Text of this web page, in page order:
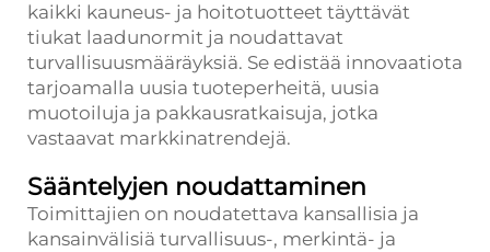
kaikki kauneus- ja hoitotuotteet täyttävät
tiukat laadunormit ja noudattavat
turvallisuusmääräyksiä. Se edistää innovaatiota
tarjoamalla uusia tuoteperheitä, uusia
muotoiluja ja pakkausratkaisuja, jotka
vastaavat markkinatrendejä.
Sääntelyjen noudattaminen
Toimittajien on noudatettava kansallisia ja
kansainvälisiä turvallisuus-, merkintä- ja